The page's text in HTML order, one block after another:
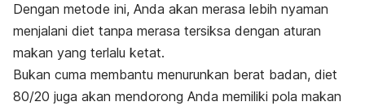
Dengan metode ini, Anda akan merasa lebih nyaman
menjalani diet tanpa merasa tersiksa dengan aturan
makan yang terlalu ketat.
Bukan cuma membantu menurunkan berat badan, diet
80/20 juga akan mendorong Anda memiliki pola makan